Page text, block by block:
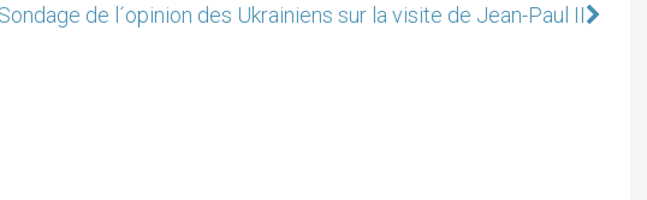
Sondage de l´opinion des Ukrainiens sur la visite de Jean-Paul II